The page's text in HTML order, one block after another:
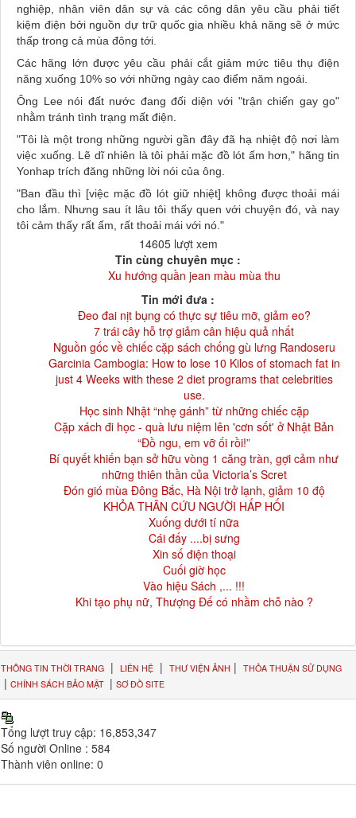
nghiệp, nhân viên dân sự và các công dân yêu cầu phải tiết
kiệm điện bởi nguồn dự trữ quốc gia nhiều khả năng sẽ ở mức
thấp trong cả mùa đông tới.
Các hãng lớn được yêu cầu phải cắt giảm mức tiêu thụ điện
năng xuống 10% so với những ngày cao điểm năm ngoái.
Ông Lee nói đất nước đang đối diện với "trận chiến gay go"
nhằm tránh tình trạng mất điện.
"Tôi là một trong những người gần đây đã hạ nhiệt độ nơi làm
việc xuống. Lẽ dĩ nhiên là tôi phải mặc đồ lót ấm hơn," hãng tin
Yonhap trích đăng những lời nói của ông.
"Ban đầu thì [việc mặc đồ lót giữ nhiệt] không được thoải mái
cho lắm. Nhưng sau ít lâu tôi thấy quen với chuyện đó, và nay
tôi cảm thấy rất ấm, rất thoải mái với nó."
14605 lượt xem
Tin cùng chuyên mục :
Xu hướng quần jean màu mùa thu
Tin mới đưa :
Đeo đai nịt bụng có thực sự tiêu mỡ, giảm eo?
7 trái cây hỗ trợ giảm cân hiệu quả nhất
Nguồn gốc về chiếc cặp sách chống gù lưng Randoseru
Garcinia Cambogia: How to lose 10 Kilos of stomach fat in
just 4 Weeks with these 2 diet programs that celebrities
use.
Học sinh Nhật “nhẹ gánh” từ những chiếc cặp
Cặp xách đi học - quà lưu niệm lên 'cơn sốt' ở Nhật Bản
“Đồ ngu, em vỡ ối rồi!”
Bí quyết khiến bạn sở hữu vòng 1 căng tràn, gợi cảm như
những thiên thần của Victoria’s Scret
Đón gió mùa Đông Bắc, Hà Nội trở lạnh, giảm 10 độ
KHỎA THÂN CỨU NGƯỜI HẤP HỐI
Xuống dưới tí nữa
Cái đấy ....bị sưng
Xin số điện thoại
Cuối giờ học
Vào hiệu Sách ,... !!!
Khi tạo phụ nữ, Thượng Đế có nhầm chỗ nào ?
THÔNG TIN THỜI TRANG | LIÊN HỆ | THƯ VIỆN ẢNH | THỎA THUẬN SỬ DỤNG
| CHÍNH SÁCH BẢO MẬT | SƠ ĐỒ SITE
Tổng lượt truy cập: 16,853,347
Số người Online : 584
Thành viên online: 0